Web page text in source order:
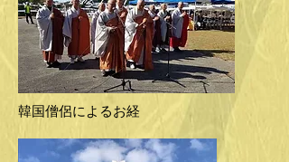
​韓国僧侶によるお経